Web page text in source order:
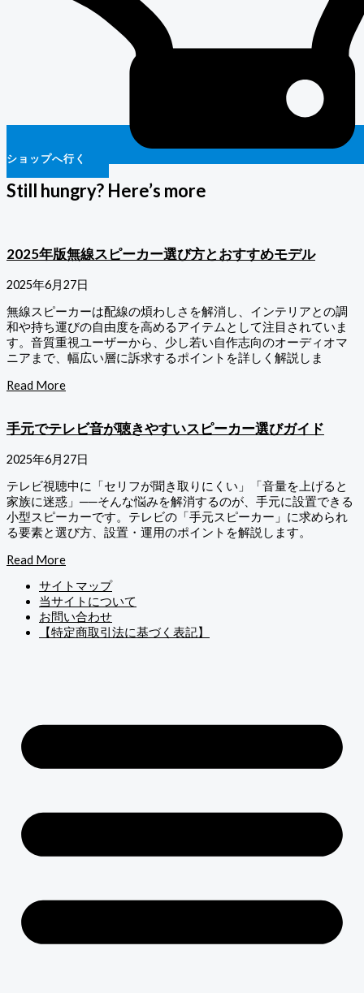
ショップへ行く
Still hungry? Here’s more
2025年版無線スピーカー選び方とおすすめモデル
2025年6月27日
無線スピーカーは配線の煩わしさを解消し、インテリアとの調
和や持ち運びの自由度を高めるアイテムとして注目されていま
す。音質重視ユーザーから、少し若い自作志向のオーディオマ
ニアまで、幅広い層に訴求するポイントを詳しく解説しま
Read More
手元でテレビ音が聴きやすいスピーカー選びガイド
2025年6月27日
テレビ視聴中に「セリフが聞き取りにくい」「音量を上げると
家族に迷惑」──そんな悩みを解消するのが、手元に設置できる
小型スピーカーです。テレビの「手元スピーカー」に求められ
る要素と選び方、設置・運用のポイントを解説します。
Read More
サイトマップ
当サイトについて
お問い合わせ
【特定商取引法に基づく表記】